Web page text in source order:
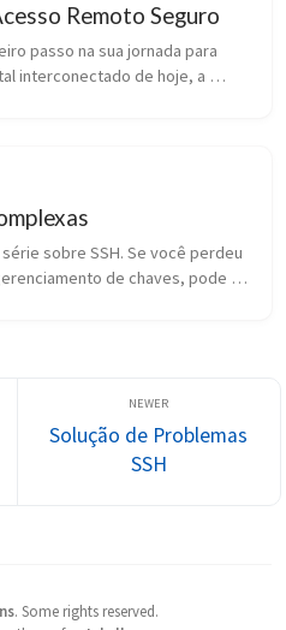
Remoto Seguro
passo na sua jornada para
interconectado de hoje, a
sobre SSH. Se você perdeu
de chaves, pode
Solução de Problemas
SSH
. Some rights reserved.